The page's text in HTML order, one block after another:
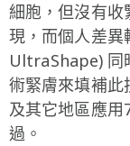
細胞，但沒有收
現，而個人差異
UltraShape) 同
術緊膚來填補此
及其它地區應用
過。